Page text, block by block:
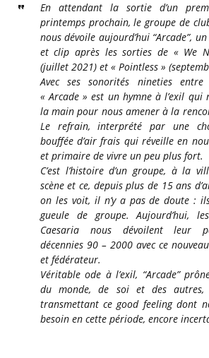
En attendant la sortie d’un
printemps prochain, le groupe de
nous dévoile aujourd’hui “Arcade”,
et clip après les sorties de « We
(juillet 2021) et « Pointless »
Avec ses sonorités nineties
« Arcade » est un hymne à l’exil qui
la main pour nous amener à la
Le refrain, interprété par une
bouffée d’air frais qui réveille en
et primaire de vivre un peu plus fort.
C’est l’histoire d’un groupe, à la
scène et ce, depuis plus de 15 ans
on les voit, il n’y a pas de doute :
gueule de groupe. Aujourd’hui,
Caesaria nous dévoilent leur
décennies 90 – 2000 avec ce
et fédérateur.
Véritable ode à l’exil, “Arcade”
du monde, de soi et des
transmettant ce good feeling dont
besoin en cette période, encore